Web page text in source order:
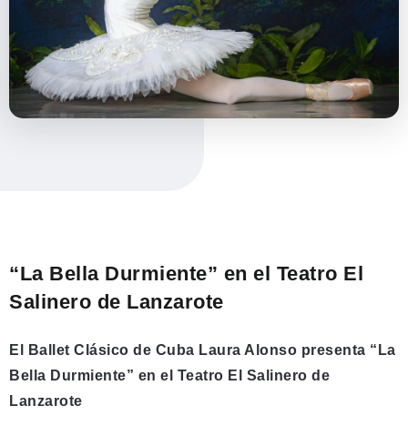
“La Bella Durmiente” en el Teatro El
Salinero de Lanzarote
El Ballet Clásico de Cuba Laura Alonso presenta “La
Bella Durmiente” en el Teatro El Salinero de
Lanzarote